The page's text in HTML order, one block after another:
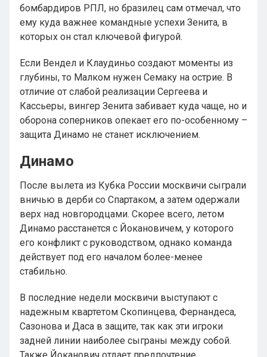
бомбардиров РПЛ, но бразилец сам отмечал, что
ему куда важнее командные успехи Зенита, в
которых он стал ключевой фигурой.
Если Вендел и Клаудиньо создают моменты из
глубины, то Малком нужен Семаку на острие. В
отличие от слабой реализации Сергеева и
Кассьеры, вингер Зенита забивает куда чаще, но и
оборона соперников опекает его по-особенному –
защита Динамо не станет исключением.
Динамо
После вылета из Кубка России москвичи сыграли
вничью в дерби со Спартаком, а затем одержали
верх над новгородцами. Скорее всего, летом
Динамо расстанется с Йокановичем, у которого
его конфликт с руководством, однако команда
действует под его началом более-менее
стабильно.
В последние недели москвичи выступают с
надежным квартетом Скопинцева, Фернандеса,
Сазонова и Даса в защите, так как эти игроки
задней линии наиболее сыграны между собой.